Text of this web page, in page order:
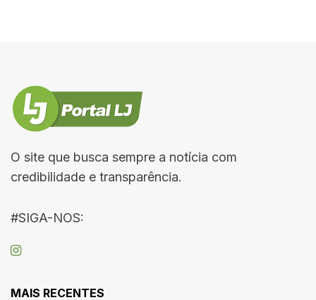
O site que busca sempre a notícia com
credibilidade e transparência.
#SIGA-NOS:
MAIS RECENTES